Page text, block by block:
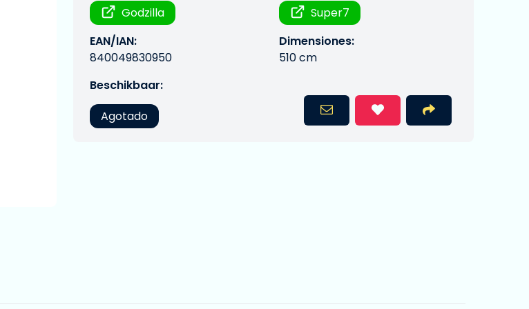
Godzilla
Super7
EAN/IAN:
840049830950
Dimensiones:
510 cm
Beschikbaar:
Agotado